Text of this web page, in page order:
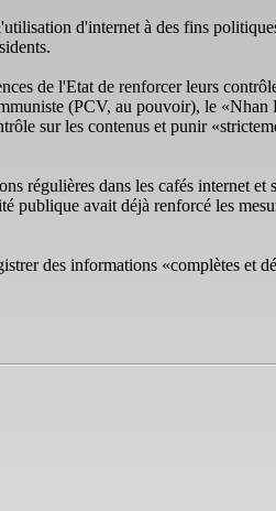
d'internet à des fins
de l'Etat de renforcer leurs
(PCV, au pouvoir), le
sur les contenus et punir
régulières dans les cafés internet
publique avait déjà renforcé les
des informations «complètes